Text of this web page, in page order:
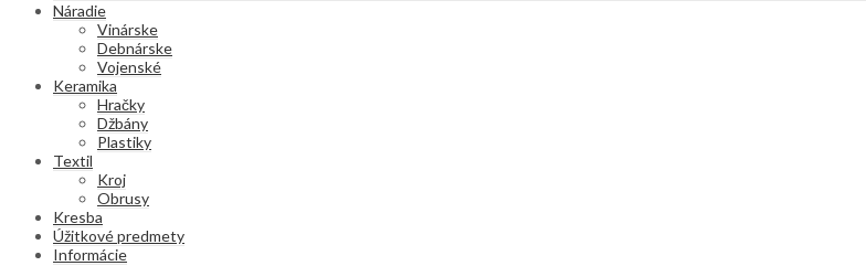
Náradie
Vinárske
Debnárske
Vojenské
Keramika
Hračky
Džbány
Plastiky
Textil
Kroj
Obrusy
Kresba
Úžitkové predmety
Informácie